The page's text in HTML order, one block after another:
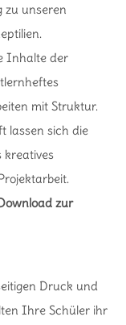
zu unseren
Inhalte der
mit Struktur.
lassen sich die
kreatives
zur
Druck und
Ihre Schüler ihr